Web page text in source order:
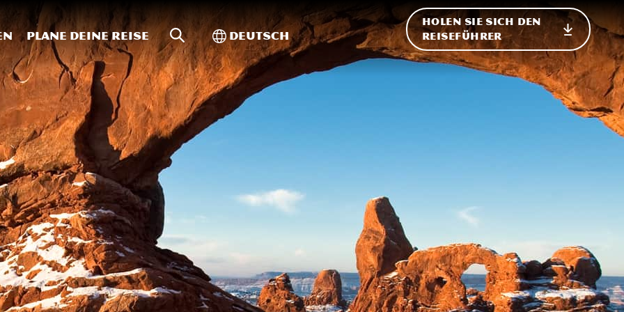
Plane deine Reise Website-Suche
Toggle International
Deutsch
HOLEN SIE SICH DEN
REISEFÜHRER